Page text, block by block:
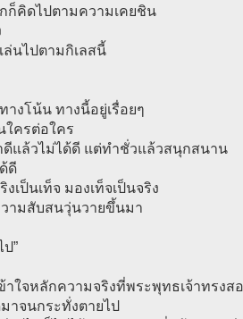
ก็คิดไปตามความเคยชิน
ล่นไปตามกิเลสนี้
างโน้น ทางนี้อยู่เรื่อยๆ
ครต่อใคร
แล้วไม่ได้ดี แต่ทำชั่วแล้วสนุกสนาน
ดี
เป็นเท็จ มองเท็จเป็นจริง
วามสับสนวุ่นวายขึ้นมา
”
าใจหลักความจริงที่พระพุทธเจ้าทรงส
าจนกระทั่งตายไป